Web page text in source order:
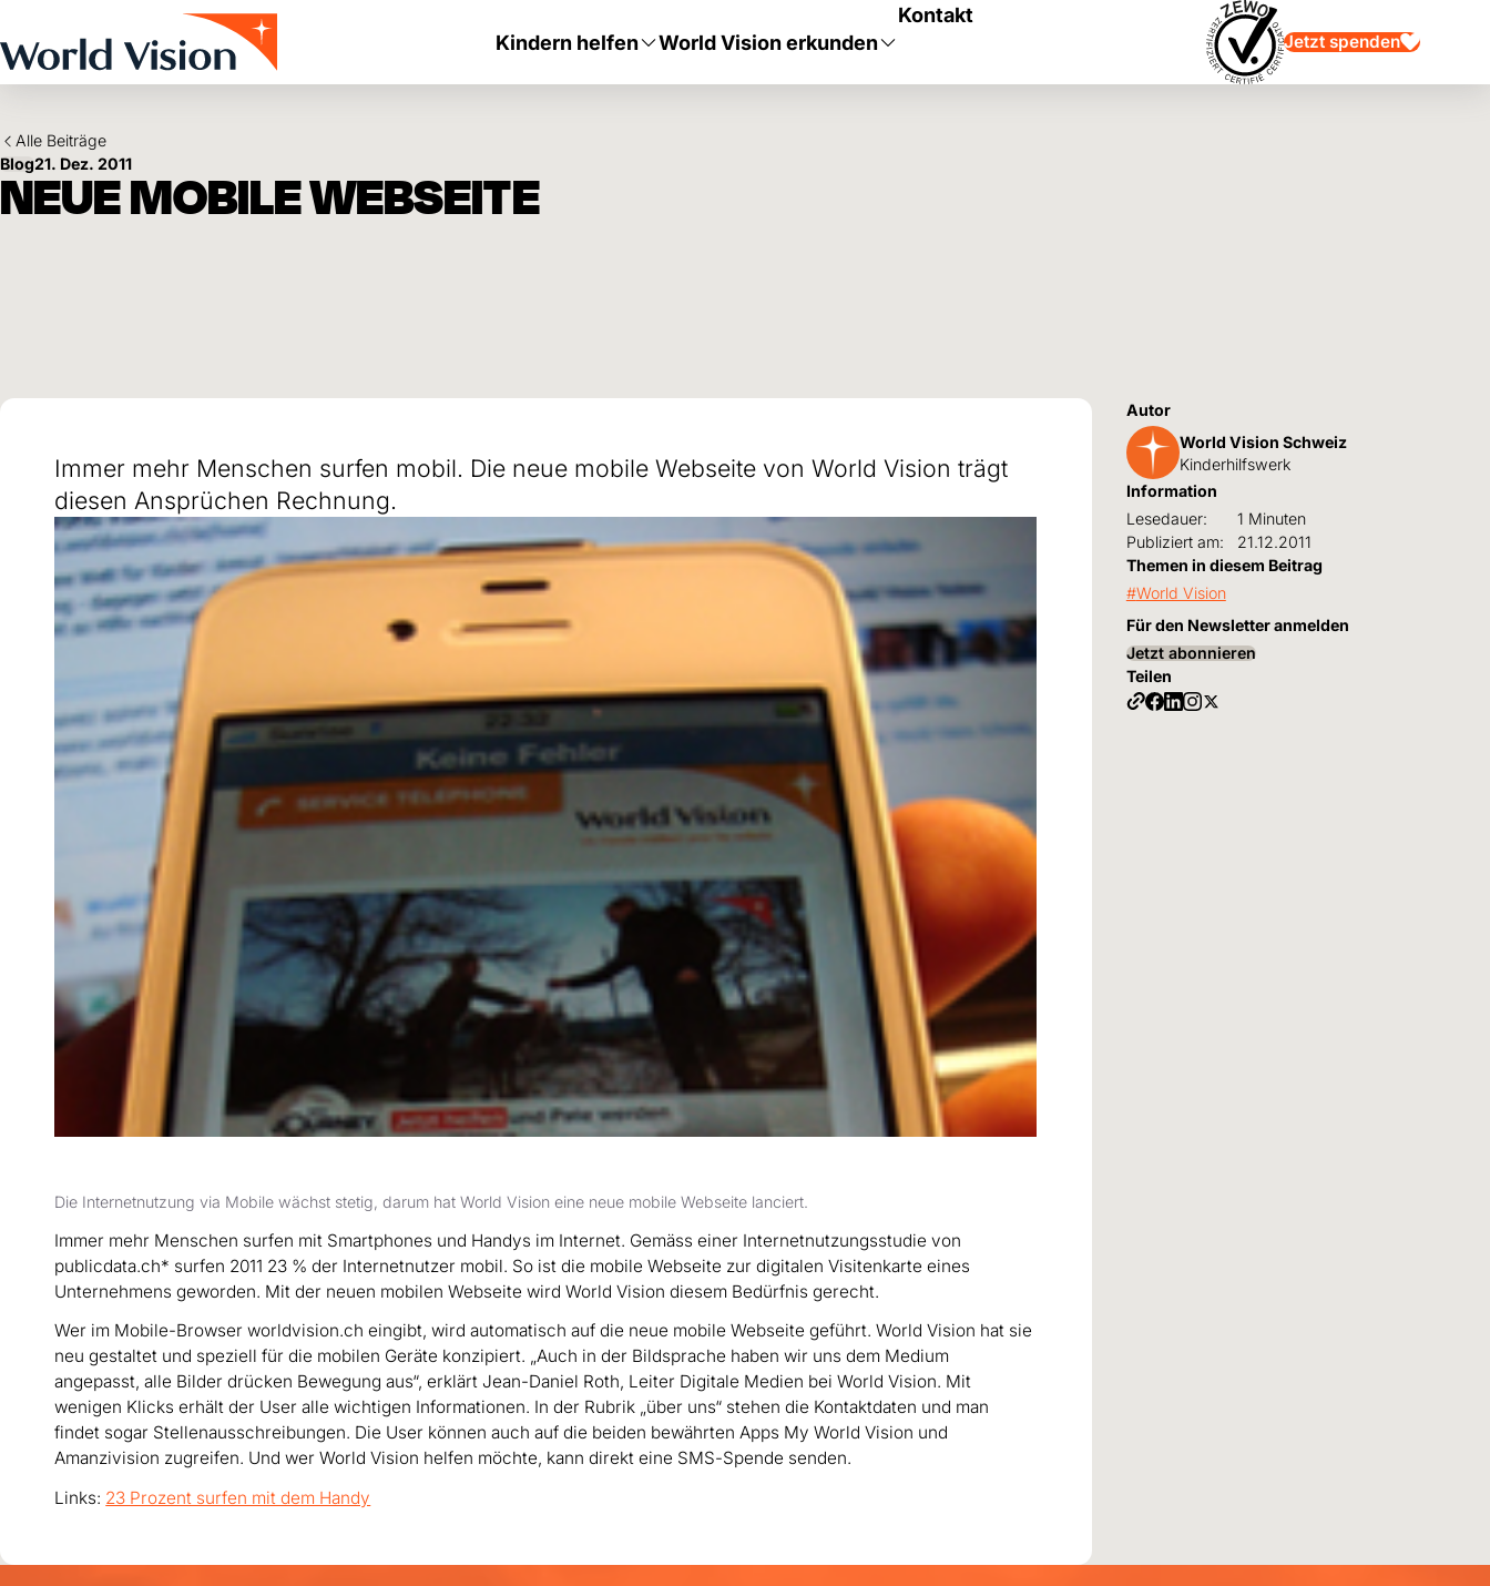
Kindern helfen World Vision erkunden
Kontakt
Jetzt spenden
Alle Beiträge
Blog21. Dez. 2011
NEUE MOBILE WEBSEITE
Immer mehr Menschen surfen mobil. Die neue mobile Webseite von World Vision trägt
diesen Ansprüchen Rechnung.
Die Internetnutzung via Mobile wächst stetig, darum hat World Vision eine neue mobile Webseite lanciert.
Immer mehr Menschen surfen mit Smartphones und Handys im Internet. Gemäss einer Internetnutzungsstudie von
publicdata.ch* surfen 2011 23 % der Internetnutzer mobil. So ist die mobile Webseite zur digitalen Visitenkarte eines
Unternehmens geworden. Mit der neuen mobilen Webseite wird World Vision diesem Bedürfnis gerecht.
Wer im Mobile-Browser worldvision.ch eingibt, wird automatisch auf die neue mobile Webseite geführt. World Vision hat sie
neu gestaltet und speziell für die mobilen Geräte konzipiert. „Auch in der Bildsprache haben wir uns dem Medium
angepasst, alle Bilder drücken Bewegung aus“, erklärt Jean-Daniel Roth, Leiter Digitale Medien bei World Vision. Mit
wenigen Klicks erhält der User alle wichtigen Informationen. In der Rubrik „über uns“ stehen die Kontaktdaten und man
findet sogar Stellenausschreibungen. Die User können auch auf die beiden bewährten Apps My World Vision und
Amanzivision zugreifen. Und wer World Vision helfen möchte, kann direkt eine SMS-Spende senden.
Links: 23 Prozent surfen mit dem Handy
Autor
World Vision Schweiz
Kinderhilfswerk
Information
Lesedauer:
1 Minuten
Publiziert am:
21.12.2011
Themen in diesem Beitrag
World Vision
Für den Newsletter anmelden
Jetzt abonnieren
Teilen